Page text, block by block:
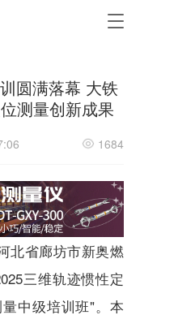
T
l
v
g
a
t
o
圆满落幕 大铁
测量创新成果
1684
北省廊坊市新奥燃
三维轨迹惯性定
中级培训班"。本